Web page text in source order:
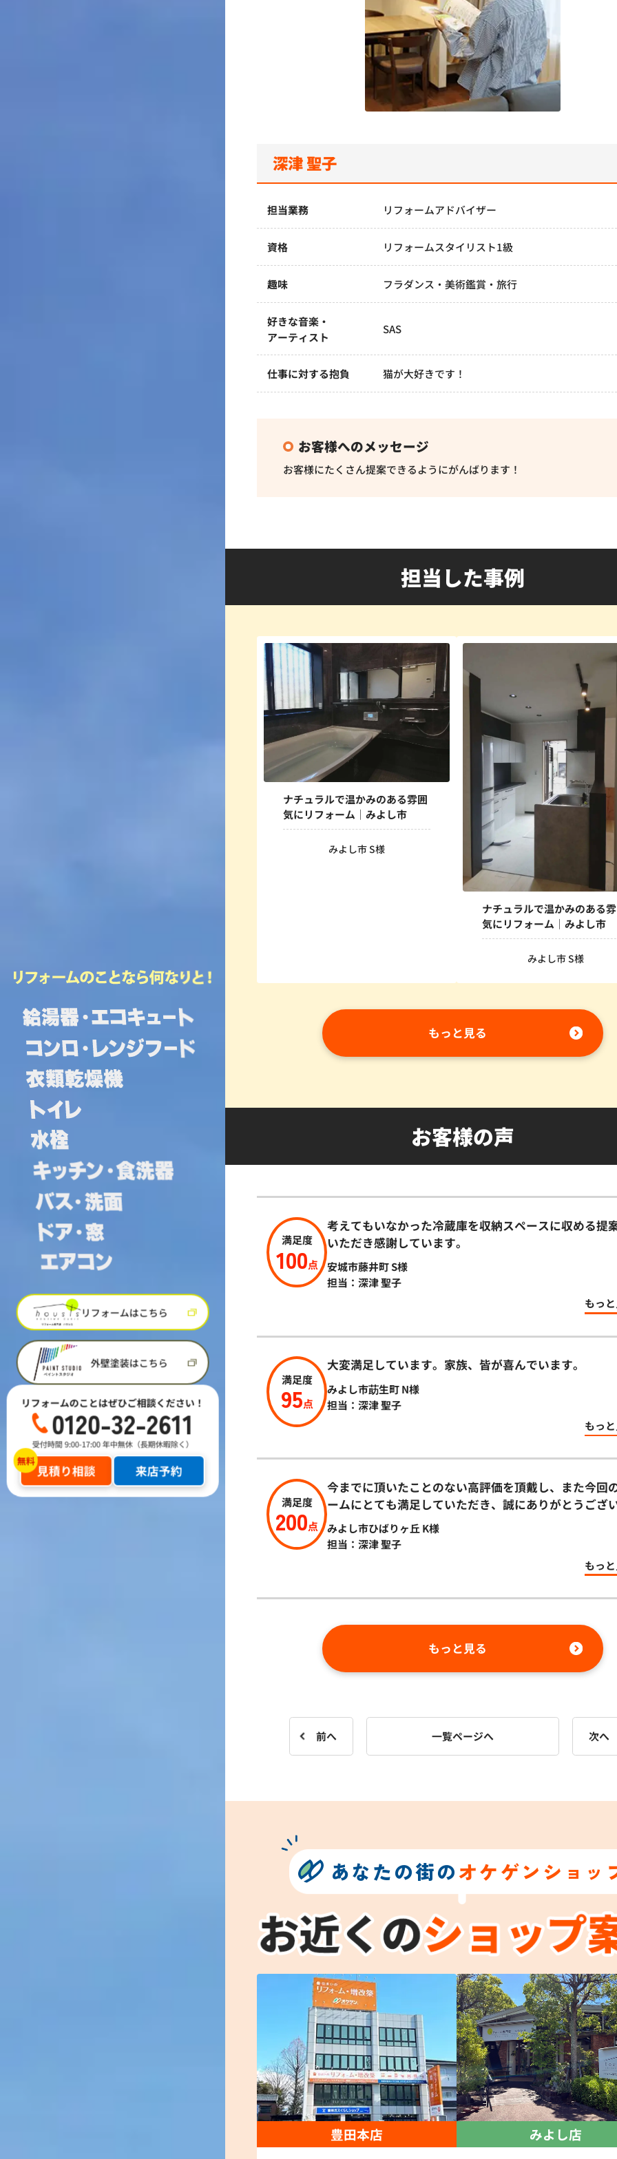
リフォームはこちら
外壁塗装はこちら
リフォームのことはぜひご相談ください！
0120-32-2611
受付時間 9:00-17:00 年中無休（長期休暇除く）
見積り相談 来店予約
深津 聖子
担当業務 リフォームアドバイザー
資格 リフォームスタイリスト1級
趣味 フラダンス・美術鑑賞・旅行
好きな音楽・
アーティスト
SAS
仕事に対する抱負 猫が大好きです！
お客様へのメッセージ
お客様にたくさん提案できるようにがんばります！
担当した事例
ナチュラルで温かみのある雰囲
気にリフォーム｜みよし市
みよし市 S様
ナチュラルで温かみのある
気にリフォーム｜みよし市
みよし市 S様
もっと見る
お客様の声
満足度
100点
考えてもいなかった冷蔵庫を収納スペースに収める提
いただき感謝しています。
安城市藤井町S様
担当：深津 聖子
もっ
満足度
95点
大変満足しています。家族、皆が喜んでいます。
みよし市莇生町N様
担当：深津 聖子
もっ
満足度
200点
今までに頂いたことのない高評価を頂戴し、また今回
ームにとても満足していただき、誠にありがとうござ
みよし市ひばりヶ丘K様
担当：深津 聖子
もっ
もっと見る
前へ 一覧ページへ 次へ
あなたの街のオケゲンショッ
豊田本店 みよし店